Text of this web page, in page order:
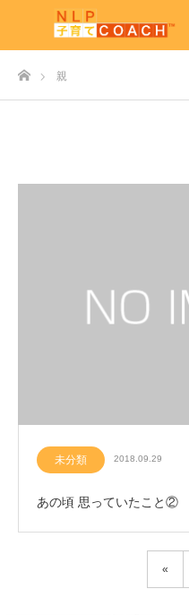
ホーム親
未分類 2018.09.29
あの頃 思っていたこと②
«